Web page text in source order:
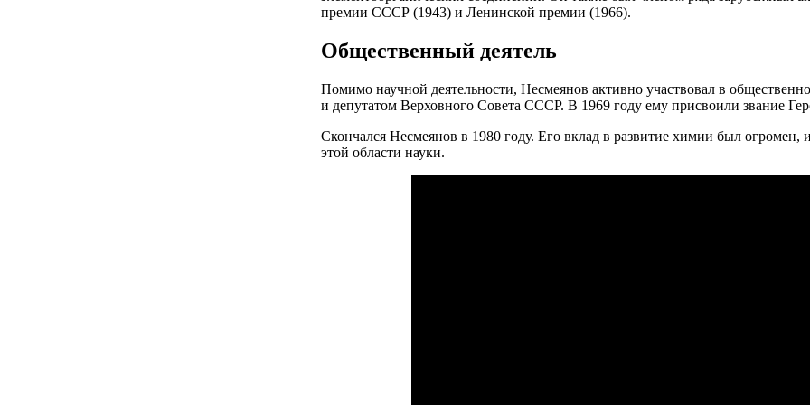
премии СССР (1943) и Ленинской премии (1966).
Общественный деятель
Помимо научной деятельности, Несмеянов активно участвовал в
и депутатом Верховного Совета СССР. В 1969 году ему присвоили звание
Скончался Несмеянов в 1980 году. Его вклад в развитие химии был огромен,
этой области науки.